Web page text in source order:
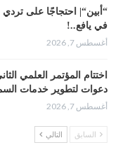
“أبين“| احتجاجًا على
في يافع..!
أغسطس 7, 2026
دعوات لتطوير خدمات
أغسطس 7, 2026
“حضرموت“| عصيان مدني
السابق التالي